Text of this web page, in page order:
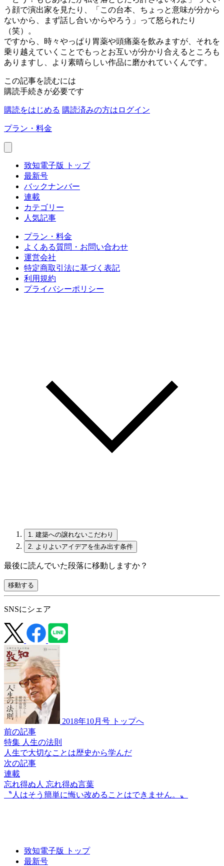
う顔で演出家を見たり、「この台本、ちょっと意味が分から
ないから、まず話し合いからやろう」って怒られたり
（笑）。
ですから、時々やっぱり胃薬や頭痛薬を飲みますが、それを
乗り越えていくことでもっとお互いが分かり合えるところも
ありますし、より素晴らしい作品に磨かれていくんです。
この記事を読むには
購読手続きが必要です
購読をはじめる 購読済みの方はログイン
プラン・料金
致知電子版 トップ
最新号
バックナンバー
連載
カテゴリー
人気記事
プラン・料金
よくある質問・お問い合わせ
運営会社
特定商取引法に基づく表記
利用規約
プライバシーポリシー
1.
建築への譲れないこだわり
2.
よりよいアイデアを生み出す条件
最後に読んでいた段落に移動しますか？
移動する
SNSにシェア
2018年10月号 トップへ
前の記事
特集 人生の法則
人生で大切なことは歴史から学んだ
次の記事
連載
忘れ得ぬ人 忘れ得ぬ言葉
〝人はそう簡単に悔い改めることはできません。〟
致知電子版 トップ
最新号